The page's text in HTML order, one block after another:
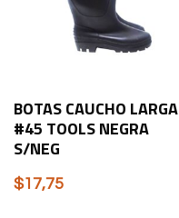
BOTAS CAUCHO LARGA
#45 TOOLS NEGRA
S/NEG
$17,75